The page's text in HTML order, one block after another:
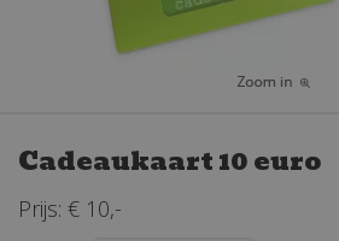
Cadeaukaart 10 euro
Prijs: € 10,-